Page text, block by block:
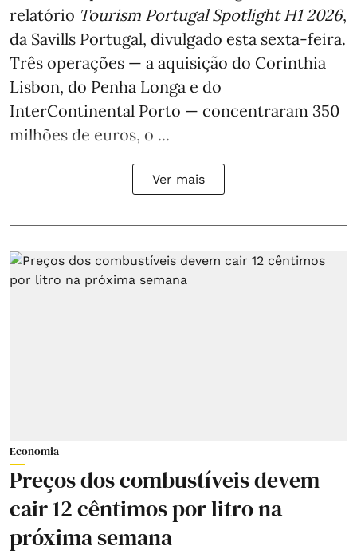
relatório Tourism Portugal Spotlight H1 2026,
da Savills Portugal, divulgado esta sexta-feira.
Três operações — a aquisição do Corinthia
Lisbon, do Penha Longa e do
InterContinental Porto — concentraram 350
milhões de euros, o ...
Ver mais
Economia
Preços dos combustíveis devem
cair 12 cêntimos por litro na
próxima semana